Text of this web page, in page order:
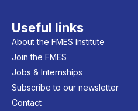
Useful links
About the FMES Institute
Join the FMES
Jobs & Internships
Subscribe to our newsletter
Contact